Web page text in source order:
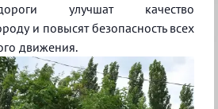
улучшат качество
и повысят безопасность всех
движения.